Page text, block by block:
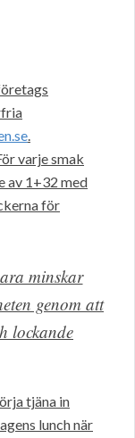
.
varje smak
av 1+32 med
för
minskar
genom att
lockande
tjäna in
lunch när